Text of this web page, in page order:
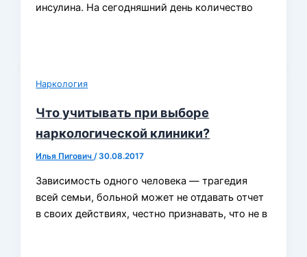
инсулина. На сегодняшний день количество
Наркология
Что учитывать при выборе
наркологической клиники?
Илья Пигович/30.08.2017
Зависимость одного человека — трагедия
всей семьи, больной может не отдавать отчет
в своих действиях, честно признавать, что не в